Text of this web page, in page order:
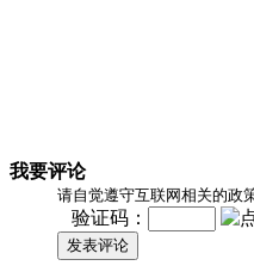
我要评论
请自觉遵守互联网相关的政
验证码：
发表评论